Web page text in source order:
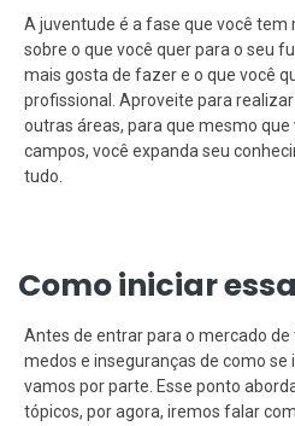
A juventude é a fase que você
sobre o que você quer para o seu
mais gosta de fazer e o que você
profissional. Aproveite para
outras áreas, para que mesmo
campos, você expanda seu
tudo.
Como iniciar
Antes de entrar para o mercado
medos e inseguranças de como se
vamos por parte. Esse ponto
tópicos, por agora, iremos falar